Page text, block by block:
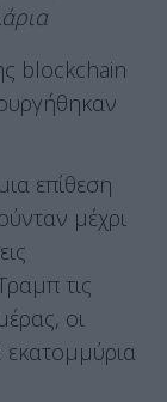
blockchain
επίθεση
μέχρι
τις
οι
εκατομμύρια